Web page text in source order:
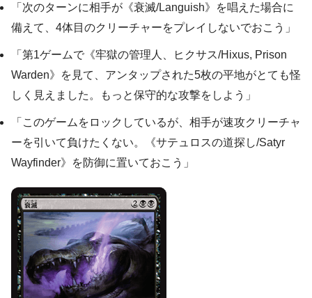
「次のターンに相手が《衰滅/Languish》を唱えた場合に
備えて、4体目のクリーチャーをプレイしないでおこう」
「第1ゲームで《牢獄の管理人、ヒクサス/Hixus, Prison
Warden》を見て、アンタップされた5枚の平地がとても怪
しく見えました。もっと保守的な攻撃をしよう」
「このゲームをロックしているが、相手が速攻クリーチャ
ーを引いて負けたくない。《サテュロスの道探し/Satyr
Wayfinder》を防御に置いておこう」